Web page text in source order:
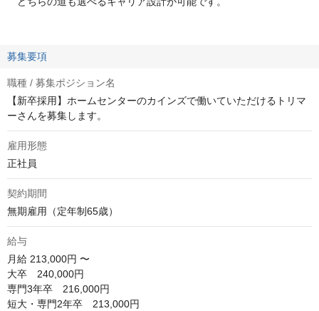
募集要項
職種 / 募集ポジション名
【新卒採用】ホームセンターのカインズで働いていただけるトリマ
ーさんを募集します。
雇用形態
正社員
契約期間
無期雇用（定年制65歳）
給与
月給 213,000円 〜
大卒　240,000円
専門3年卒　216,000円
短大・専門2年卒　213,000円